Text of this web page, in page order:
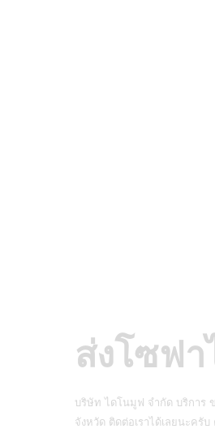
ส่งโซฟ
บริษัท ไดโนมูฟ จำกัด บริการ
จังหวัด ติดต่อเราได้เลยนะครั